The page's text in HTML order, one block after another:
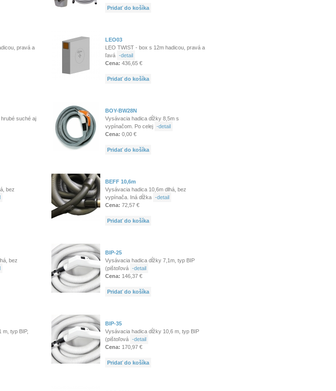
Pridať do košíka
pravá a
LEO03
LEO TWIST - box s 12m hadicou, pravá a
ľavá -detail
Cena: 436,65 €
Pridať do košíka
suché aj
BOY-BW28N
Vysávacia hadica dĺžky 8,5m s
vypínačom. Po celej -detail
Cena: 0,00 €
Pridať do košíka
bez
BEFF 10,6m
Vysávacia hadica 10,6m dlhá, bez
vypínača. Iná dĺžka -detail
Cena: 72,57 €
Pridať do košíka
bez
BIP-25
Vysávacia hadica dĺžky 7,1m, typ BIP
(pištoľová -detail
Cena: 146,37 €
Pridať do košíka
m, typ BIP,
BIP-35
Vysávacia hadica dĺžky 10,6 m, typ BIP
(pištoľová -detail
Cena: 170,97 €
Pridať do košíka